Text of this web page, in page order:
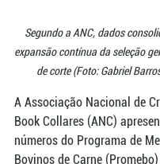
Segundo a ANC, dados
expansão contínua da seleção
de corte (Foto: Gabriel
A Associação Nacional de
Book Collares (ANC)
números do Programa de
Bovinos de Carne